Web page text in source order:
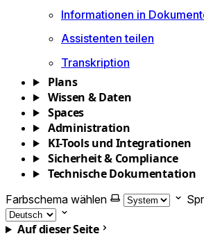
Informationen in
Assistenten teilen
Transkription
Plans
Wissen & Daten
Spaces
Administration
KI-Tools und Integrationen
Sicherheit & Compliance
Technische Dokumentation
Farbschema wählen
Auf dieser Seite